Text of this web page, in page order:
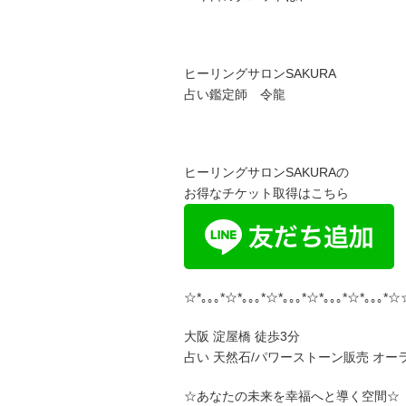
ヒーリングサロンSAKURA
占い鑑定師 令龍
ヒーリングサロンSAKURAの
お得なチケット取得はこちら
☆*｡｡｡*☆*｡｡｡*☆*｡｡｡*☆*｡｡｡*☆*｡｡｡
大阪 淀屋橋 徒歩3分
占い 天然石/パワーストーン販売 オー
☆あなたの未来を幸福へと導く空間☆